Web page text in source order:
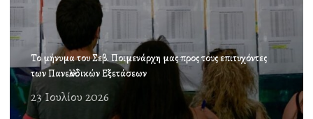
Το μήνυμα του Σεβ. Ποιμενάρχη μας προς τους επιτυχόντες
των Πανελλαδικών Εξετάσεων
23 Ιουλίου 2026